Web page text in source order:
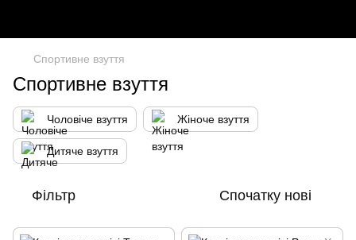
Спортивне взуття
Спортивне взуття
Чоловіче взуття Жіноче взуття
Дитяче взуття
Фільтр Спочатку нові